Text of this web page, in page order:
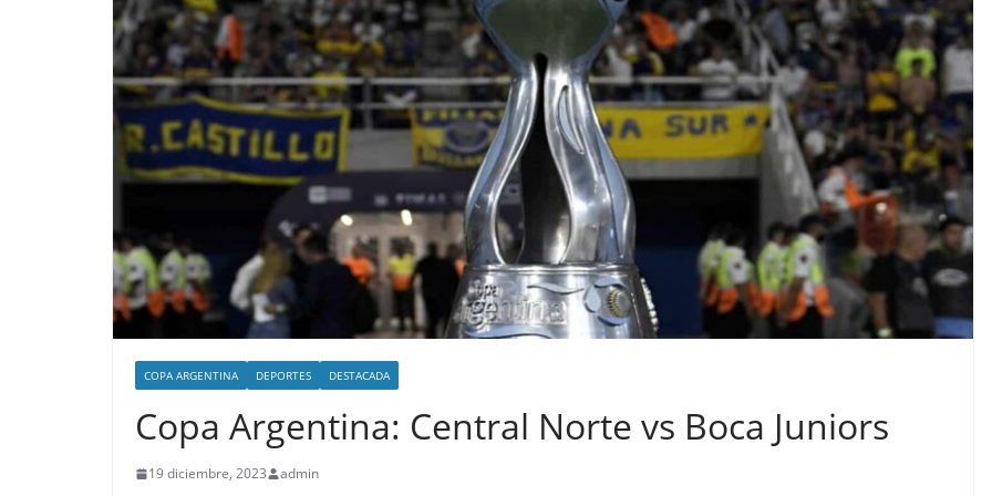
COPA ARGENTINA DEPORTES DESTACADA
Copa Argentina: Central Norte vs Boca Juniors
19 diciembre, 2023 admin